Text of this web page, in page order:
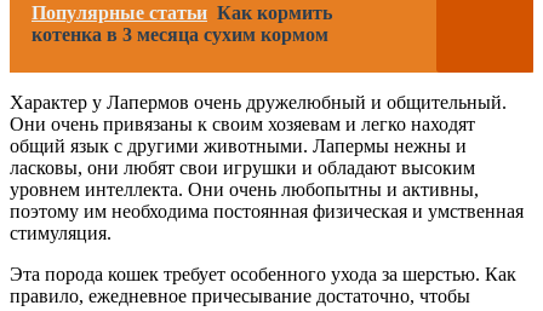
Популярные статьи Как кормить
котенка в 3 месяца сухим кормом
Характер у Лапермов очень дружелюбный и общительный.
Они очень привязаны к своим хозяевам и легко находят
общий язык с другими животными. Лапермы нежны и
ласковы, они любят свои игрушки и обладают высоким
уровнем интеллекта. Они очень любопытны и активны,
поэтому им необходима постоянная физическая и умственная
стимуляция.
Эта порода кошек требует особенного ухода за шерстью. Как
правило, ежедневное причесывание достаточно, чтобы